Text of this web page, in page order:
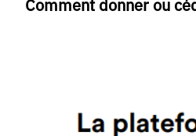
Comment donner ou